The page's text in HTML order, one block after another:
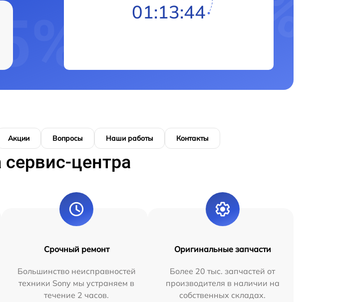
01:13:43
Акции Вопросы Наши работы Контакты
центра
Срочный ремонт
Большинство неисправностей
техники Sony мы устраняем в
течение 2 часов.
Оригинальные запчасти
Более 20 тыс. запчастей от
производителя в наличии на
собственных складах.